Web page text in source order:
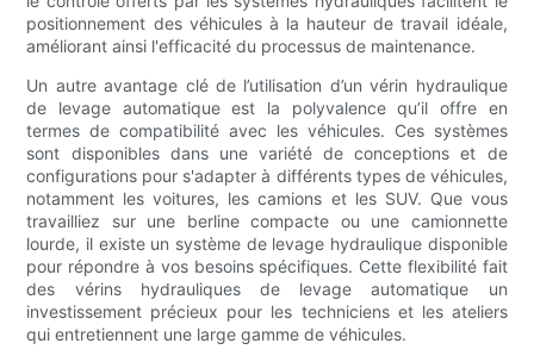
positionnement des véhicules à la hauteur de travail idéale,
améliorant ainsi l'efficacité du processus de maintenance.
Un autre avantage clé de l’utilisation d’un vérin hydraulique
de levage automatique est la polyvalence qu’il offre en
termes de compatibilité avec les véhicules. Ces systèmes
sont disponibles dans une variété de conceptions et de
configurations pour s'adapter à différents types de véhicules,
notamment les voitures, les camions et les SUV. Que vous
travailliez sur une berline compacte ou une camionnette
lourde, il existe un système de levage hydraulique disponible
pour répondre à vos besoins spécifiques. Cette flexibilité fait
des vérins hydrauliques de levage automatique un
investissement précieux pour les techniciens et les ateliers
qui entretiennent une large gamme de véhicules.